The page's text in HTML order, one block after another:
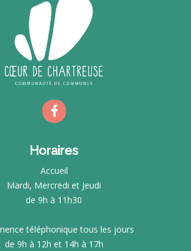
Horaires
Accueil
Mardi, Mercredi et Jeudi
de 9h à 11h30
téléphonique tous les jours
de 9h à 12h et 14h à 17h